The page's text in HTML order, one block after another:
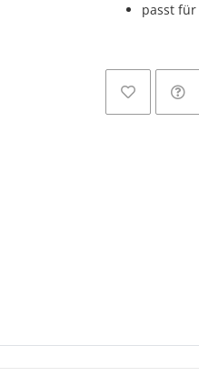
passt für